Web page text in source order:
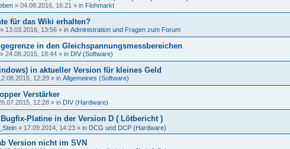
» 04.08.2016, 16:21 » in Flohmarkt
für das Wiki erhalten?
» 13.03.2016, 13:56 » in Administration und Fragen zum Forum
in den Gleichspannungsmessbereichen
» 24.08.2015, 18:44 » in DIV (Software)
in aktueller Version für kleines Geld
12:29 » in Allgemeines (Software)
Verstärker
12:28 » in DIV (Hardware)
Bugfix-Platine in der Version D ( Lötbericht )
» 17.09.2014, 14:23 » in DCG und DCP (Hardware)
Version nicht im SVN